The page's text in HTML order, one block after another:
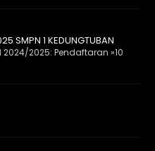
SMPN 1 KEDUNGTUBAN
2024/2025: Pendaftaran »10